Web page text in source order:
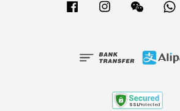
Facebook Instagram Wechat